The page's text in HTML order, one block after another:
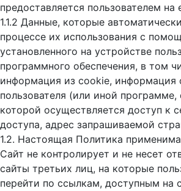
предоставляется пользователем на
1.1.2 Данные, которые
процессе их использования с
установленного на устройстве
программного обеспечения, в том
информация из cookie, информация
пользователя (или иной
которой осуществляется доступ к
доступа, адрес запрашиваемой
1.2. Настоящая Политика
Сайт не контролирует и не несет
сайты третьих лиц, на которые
перейти по ссылкам, доступным на